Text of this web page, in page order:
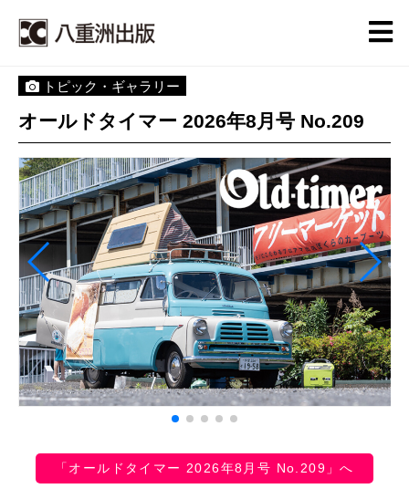
トピック・ギャラリー
オールドタイマー 2026年8月号 No.209
「オールドタイマー 2026年8月号 No.209」へ